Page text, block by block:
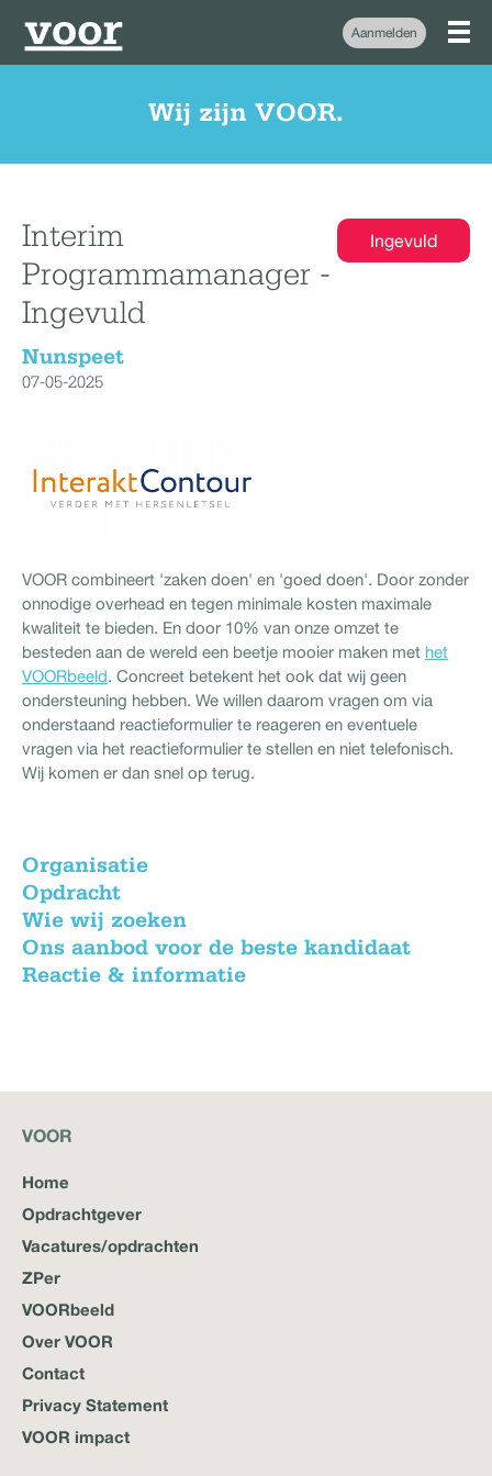
Aanmelden
Wij zijn VOOR.
Ingevuld
Interim
Programmamanager -
Ingevuld
Nunspeet
07-05-2025
VOOR combineert 'zaken doen' en 'goed doen'. Door zonder
onnodige overhead en tegen minimale kosten maximale
kwaliteit te bieden. En door 10% van onze omzet te
besteden aan de wereld een beetje mooier maken met het
VOORbeeld. Concreet betekent het ook dat wij geen
ondersteuning hebben. We willen daarom vragen om via
onderstaand reactieformulier te reageren en eventuele
vragen via het reactieformulier te stellen en niet telefonisch.
Wij komen er dan snel op terug.
Organisatie
Opdracht
Wie wij zoeken
Ons aanbod voor de beste kandidaat
Reactie & informatie
VOOR
Home
Opdrachtgever
Vacatures/opdrachten
ZPer
VOORbeeld
Over VOOR
Contact
Privacy Statement
VOOR impact